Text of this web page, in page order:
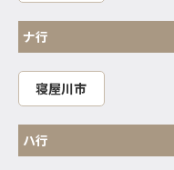
ナ行
寝屋川市
ハ行